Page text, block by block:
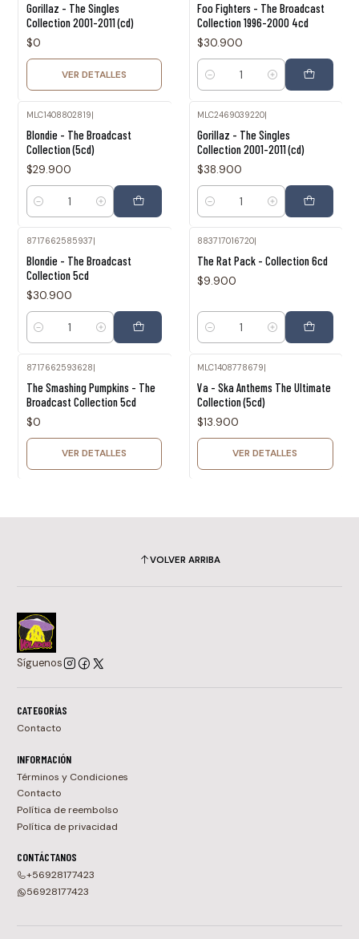
Gorillaz - The Singles
Collection 2001-2011 (cd)
$0
VER DETALLES
Foo Fighters - The Broadcast
Collection 1996-2000 4cd
$30.900
Cantidad
MLC1408802819|
Blondie - The Broadcast
Collection (5cd)
$29.900
Cantidad
MLC2469039220|
Gorillaz - The Singles
Collection 2001-2011 (cd)
$38.900
Cantidad
8717662585937
Blondie - The Broadcast
Collection 5cd
$30.900
Cantidad
883717016720
The Rat Pack - Collection 6cd
$9.900
Cantidad
8717662593628|
The Smashing Pumpkins - The
Broadcast Collection 5cd
$0
VER DETALLES
MLC1408778679|
Va - Ska Anthems The Ultimate
Collection (5cd)
$13.900
VER DETALLES
VOLVER ARRIBA
Síguenos
CATEGORÍAS
Contacto
INFORMACIÓN
Términos y Condiciones
Contacto
Política de reembolso
Política de privacidad
CONTÁCTANOS
+56928177423
56928177423